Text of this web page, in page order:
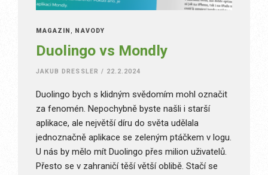
MAGAZÍN NÁVODY
Duolingo vs Mondly
JAKUB DRESSLER / 22.2.2024
Duolingo bych s klidným svědomím mohl označit
za fenomén. Nepochybně byste našli i starší
aplikace, ale největší díru do světa udělala
jednoznačně aplikace se zeleným ptáčkem v logu.
U nás by mělo mít Duolingo přes milion uživatelů.
Přesto se v zahraničí těší větší oblibě. Stačí se